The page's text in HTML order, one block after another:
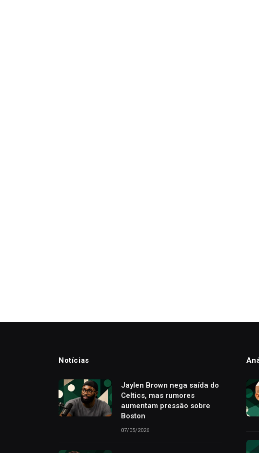
Notícias
Jaylen Brown nega saída do
Celtics, mas rumores
aumentam pressão sobre
Boston
07/05/2026